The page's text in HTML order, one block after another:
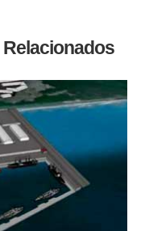
Relacionados